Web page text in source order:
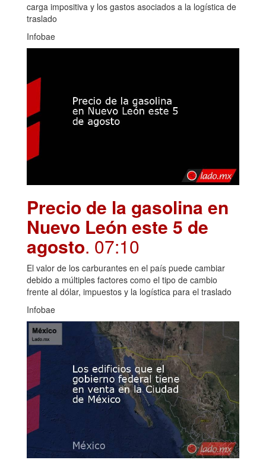
carga impositiva y los gastos asociados a la logística de
traslado
Infobae
Precio de la gasolina en
Nuevo León este 5 de
agosto. 07:10
El valor de los carburantes en el país puede cambiar
debido a múltiples factores como el tipo de cambio
frente al dólar, impuestos y la logística para el traslado
Infobae